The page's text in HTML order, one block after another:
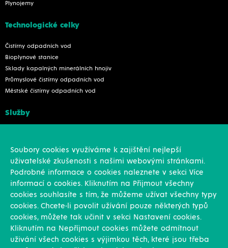
Plynojemy
Technologické celky
Čistírny odpadních vod
Bioplynové stanice
Sklady kapalných minerálních hnojiv
Průmyslové čistírny odpadních vod
Městské čistírny odpadních vod
Služby
Novinky
Reference
Soubory cookies využíváme k zajištění nejlepší
uživatelské zkušenosti s našimi webovými stránkami.
Podrobné informace o cookies naleznete v sekci Více
informací o cookies. Kliknutím na Přijmout všechny
cookies souhlasíte s tím, že můžeme užívat všechny typy
cookies. Chcete-li povolit užívání pouze některých typů
cookies, můžete tak učinit v sekci Nastavení cookies.
Kliknutím na Nepříjmout cookies můžete odmítnout
uživání všech cookies s výjimkou těch, které jsou třeba